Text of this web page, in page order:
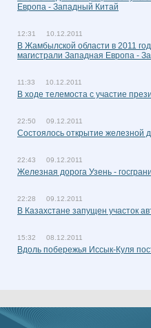
Европа - Западный Китай
12:31 10.12.2011
В Жамбылской области в 2011
магистрали Западная Европа -
11:33 10.12.2011
В ходе телемоста с участие
22:50 09.12.2011
Состоялось открытие железной
22:43 09.12.2011
Железная дорога Узень -
22:28 09.12.2011
В Казахстане запущен участок
15:32 08.12.2011
Вдоль побережья Иссык-Куля